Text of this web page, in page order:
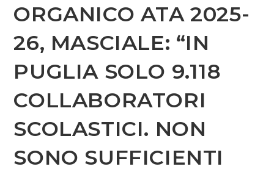
ORGANICO ATA 2025-
26, MASCIALE: “IN
PUGLIA SOLO 9.118
COLLABORATORI
SCOLASTICI. NON
SONO SUFFICIENTI